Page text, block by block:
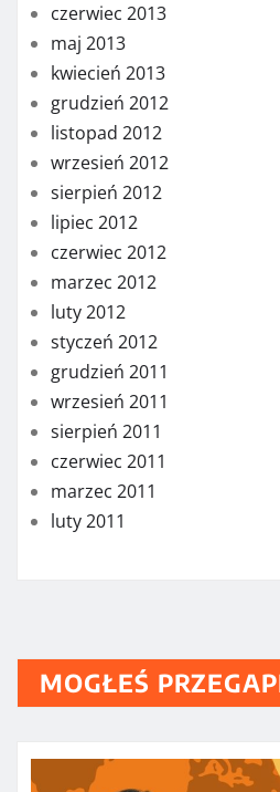
czerwiec 2013
maj 2013
kwiecień 2013
grudzień 2012
listopad 2012
wrzesień 2012
sierpień 2012
lipiec 2012
czerwiec 2012
marzec 2012
luty 2012
styczeń 2012
grudzień 2011
wrzesień 2011
sierpień 2011
czerwiec 2011
marzec 2011
luty 2011
MOGŁEŚ